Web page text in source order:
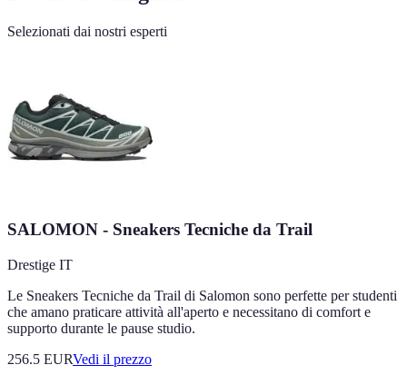
Selezionati dai nostri esperti
SALOMON - Sneakers Tecniche da Trail
Drestige IT
Le Sneakers Tecniche da Trail di Salomon sono perfette per studenti
che amano praticare attività all'aperto e necessitano di comfort e
supporto durante le pause studio.
256.5 EURVedi il prezzo